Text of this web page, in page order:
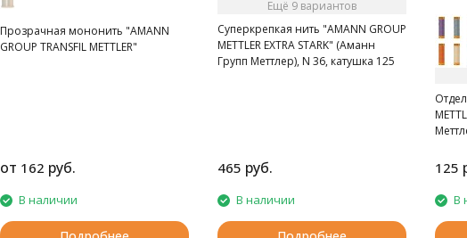
Прозрачная мононить "AMANN
GROUP TRANSFIL METTLER"
от 162 руб.
В наличии
Ещё 9 вариантов
Суперкрепкая нить "AMANN GROUP
METTLER EXTRA STARK" (Аманн
Групп Меттлер), N 36, катушка 125
465 руб.
В наличии
125
В